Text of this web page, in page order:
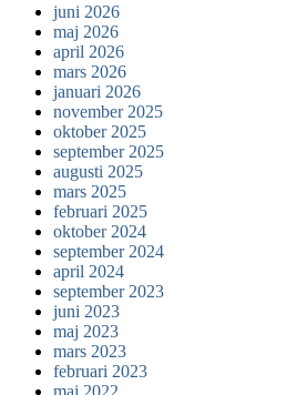
juni 2026
maj 2026
april 2026
mars 2026
januari 2026
november 2025
oktober 2025
september 2025
augusti 2025
mars 2025
februari 2025
oktober 2024
september 2024
april 2024
september 2023
juni 2023
maj 2023
mars 2023
februari 2023
maj 2022